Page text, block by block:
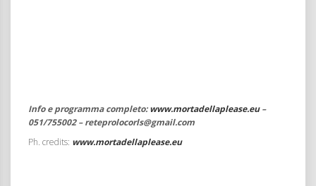
Info e programma completo:www.mortadellaplease.eu–
051/755002 – reteprolocorls@gmail.com
Ph. credits: www.mortadellaplease.eu